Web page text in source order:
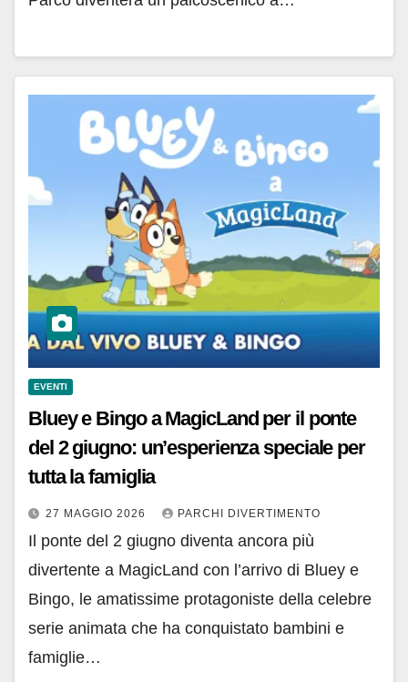
EVENTI
Bluey e Bingo a MagicLand per il ponte
del 2 giugno: un’esperienza speciale per
tutta la famiglia
27 MAGGIO 2026 PARCHI DIVERTIMENTO
Il ponte del 2 giugno diventa ancora più
divertente a MagicLand con l’arrivo di Bluey e
Bingo, le amatissime protagoniste della celebre
serie animata che ha conquistato bambini e
famiglie…